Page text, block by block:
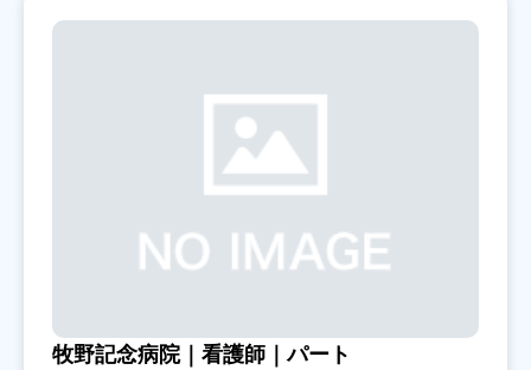
牧野記念病院｜看護師｜パート